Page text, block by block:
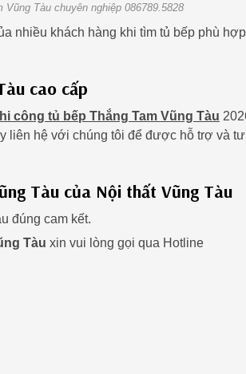
Tàu chuyên nghiệp 086789.5828
nhiều khách hàng khi tìm tủ bếp phù hợp
cao cấp
công tủ bếp Thắng Tam Vũng Tàu
liên hệ với chúng tôi để được hỗ trợ và tư
Tàu của Nội thất Vũng Tàu
đúng cam kết.
Tàu xin vui lòng gọi qua Hotline